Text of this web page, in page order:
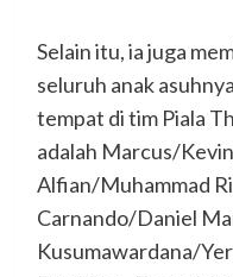
Selain itu, ia juga
seluruh anak
tempat di tim Piala
adalah Marcus/
Alfian/Muhammad
Carnando/Daniel
Kusumawardana/